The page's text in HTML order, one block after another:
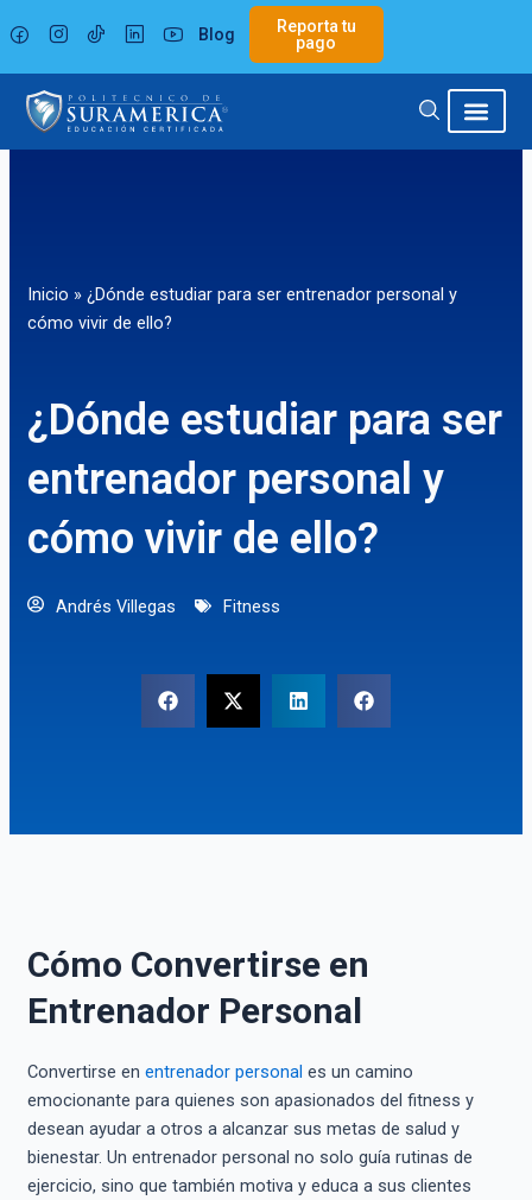
al
contenido
Blog
Reporta tu
pago
Inicio » ¿Dónde estudiar para ser entrenador personal y
cómo vivir de ello?
¿Dónde estudiar para ser
entrenador personal y
cómo vivir de ello?
Andrés Villegas Fitness
Cómo Convertirse en
Entrenador Personal
Convertirse en entrenador personal es un camino
emocionante para quienes son apasionados del fitness y
desean ayudar a otros a alcanzar sus metas de salud y
bienestar. Un entrenador personal no solo guía rutinas de
ejercicio, sino que también motiva y educa a sus clientes